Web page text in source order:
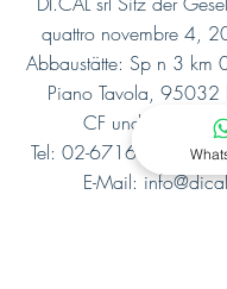
quattro novembre 4,
Abbaustätte: Sp n 3 km
Piano Tavola, 95032
CF und PI
Tel: 02-67165308 Fax:
E-Mail: